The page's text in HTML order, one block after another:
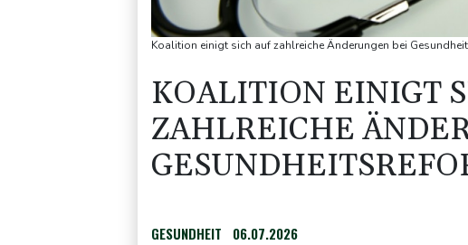
Koalition einigt sich auf zahlreiche Änderungen bei
KOALITION EINIGT
ZAHLREICHE
GESUNDHEIT 06.07.2026